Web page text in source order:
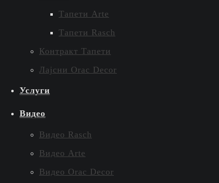
Тапети Arte
Тапети Rasch
Контракт Тапети
Лајсни Orac Decor
Услуги
Видео
Видео Rasch
Видео Arte
Видео Orac Decor